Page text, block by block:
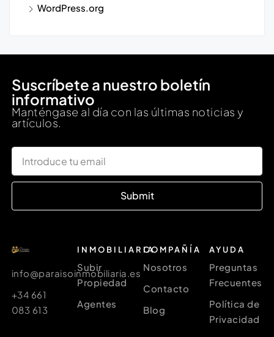
WordPress.org
Suscríbete a nuestro boletín
informativo
Manténgase al día con las últimas noticias y
artículos.
Submit
info@paraisoinmobiliaria.es
+34 661
083 613
INMOBILIARIA
Subir
Propiedad
Agentes
COMPAÑÍA
Nosotros
Contacto
Blog
AYUDA
Preguntas
Frecuentes
Política de
Privacidad